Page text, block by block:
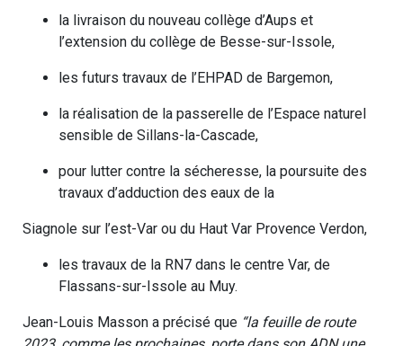
la livraison du nouveau collège d’Aups et
l’extension du collège de Besse-sur-Issole,
les futurs travaux de l’EHPAD de Bargemon,
la réalisation de la passerelle de l’Espace naturel
sensible de Sillans-la-Cascade,
pour lutter contre la sécheresse, la poursuite des
travaux d’adduction des eaux de la
Siagnole sur l’est-Var ou du Haut Var Provence Verdon,
les travaux de la RN7 dans le centre Var, de
Flassans-sur-Issole au Muy.
Jean-Louis Masson a précisé que “la feuille de route